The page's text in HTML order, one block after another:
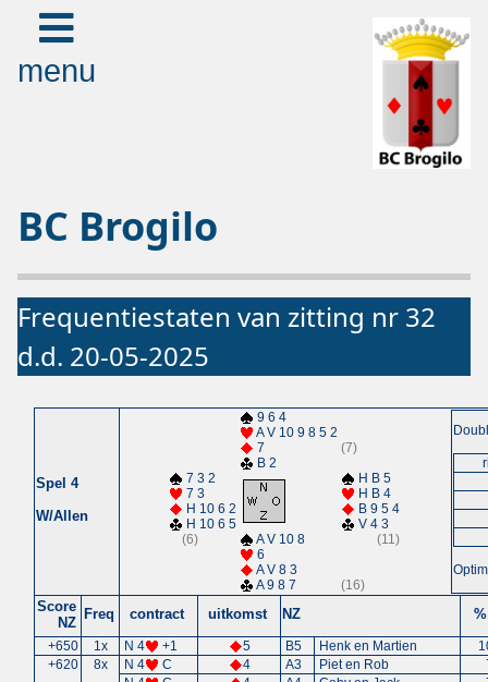
menu
BC Brogilo
Frequentiestaten van zitting nr 32
d.d. 20-05-2025
Spel 4
W/Allen
9 6 4
A V 10 9 8 5 2
7
B 2
(7)
7 3 2
7 3
H 10 6 2
H 10 6 5
H B 5
H B 4
B 9 5 4
V 4 3
(6)
A V 10 8
6
A V 8 3
A 9 8 7
(11)
(16)
Score
NZ
Freq contract uitkomst NZ
+650 1x N 4 +1 5 B5 Henk en Martien
+620
8x N 4 C 4 A3 Piet en Rob